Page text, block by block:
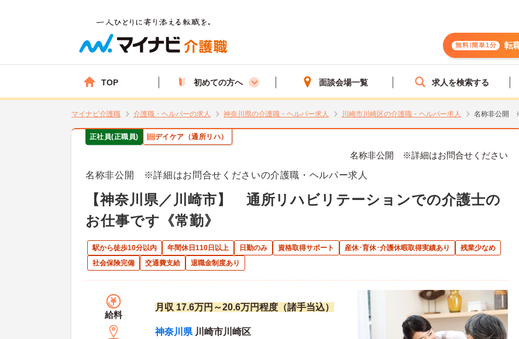
無料!簡単1分 転
TOP 初めての方へ 面談会場一覧 求人を検索する
マイナビ介護職 介護職・ヘルパーの求人 神奈川県の介護職・ヘルパー求人 川崎市川崎区の介護職・ヘルパー求人 名称非公開
正社員(正職員) デイケア（通所リハ）
名称非公開 ※詳細はお問合せください
名称非公開 ※詳細はお問合せくださいの介護職・ヘルパー求人
【神奈川県／川崎市】 通所リハビリテーションでの介護士の
お仕事です《常勤》
駅から徒歩10分以内 年間休日110日以上 日勤のみ 資格取得サポート 産休･育休･介護休暇取得実績あり
残業少なめ
社会保険完備
交通費支給 退職金制度あり
給料
月収 17.6万円～20.6万円程度（諸手当込）
神奈川県 川崎市川崎区